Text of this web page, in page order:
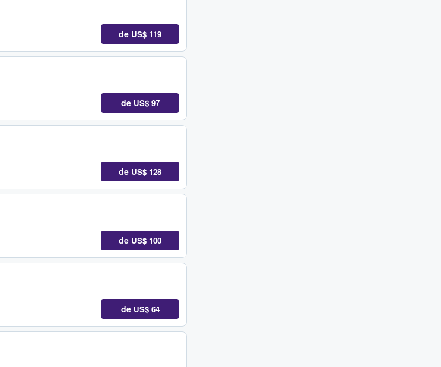
de US$ 119
de US$ 97
de US$ 128
de US$ 100
de US$ 64